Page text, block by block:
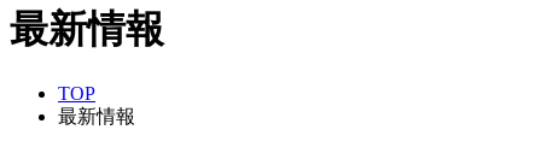
最新情報
TOP
最新情報